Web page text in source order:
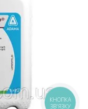
КНОПКА
ЗВ'ЯЗКУ